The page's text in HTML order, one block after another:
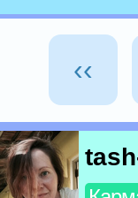
‹‹